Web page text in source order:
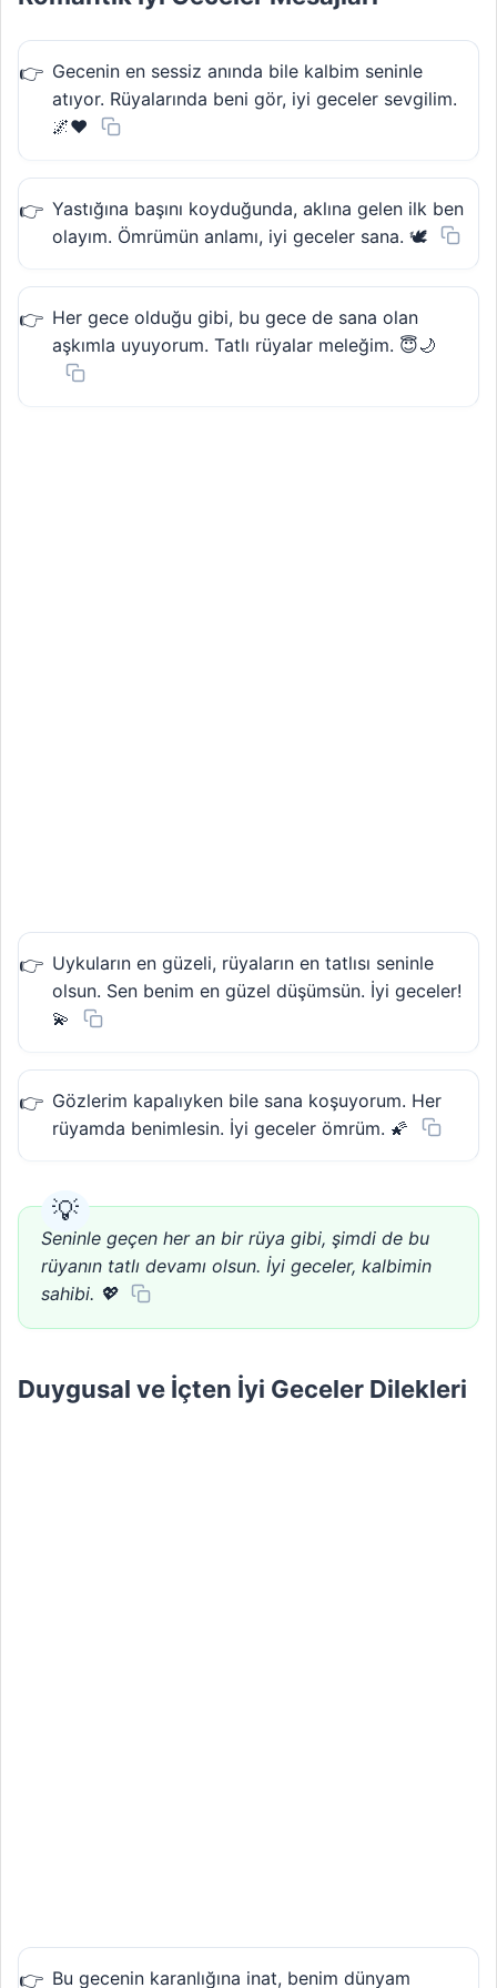
Gecenin en sessiz anında bile kalbim seninle
atıyor. Rüyalarında beni gör, iyi geceler sevgilim.
🌌❤️
Yastığına başını koyduğunda, aklına gelen ilk ben
olayım. Ömrümün anlamı, iyi geceler sana. 🕊️
Her gece olduğu gibi, bu gece de sana olan
aşkımla uyuyorum. Tatlı rüyalar meleğim. 😇🌙
Uykuların en güzeli, rüyaların en tatlısı seninle
olsun. Sen benim en güzel düşümsün. İyi geceler!
💫
Gözlerim kapalıyken bile sana koşuyorum. Her
rüyamda benimlesin. İyi geceler ömrüm. 🌠
Seninle geçen her an bir rüya gibi, şimdi de bu
rüyanın tatlı devamı olsun. İyi geceler, kalbimin
sahibi. 💖
Duygusal ve İçten İyi Geceler Dilekleri
Bu gecenin karanlığına inat, benim dünyam